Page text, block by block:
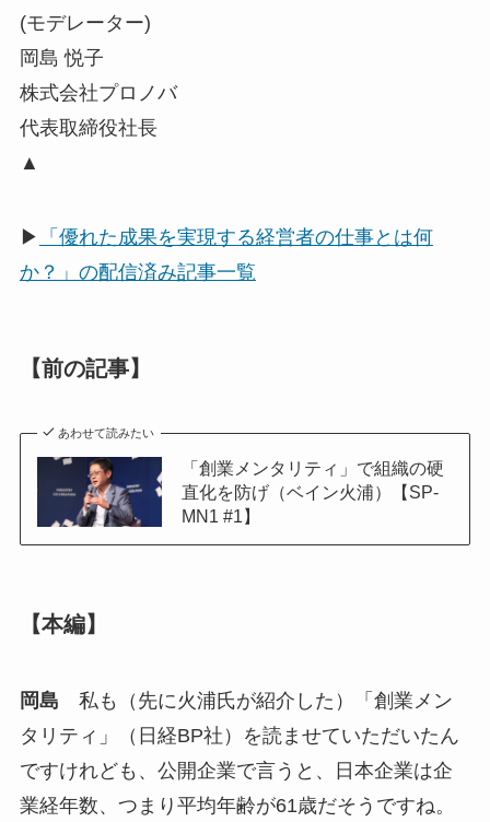
(モデレーター)
岡島 悦子
株式会社プロノバ
代表取締役社長
▲
▶
「優れた成果を実現する経営者の仕事とは何
か？」の配信済み記事一覧
【前の記事】
あわせて読みたい
「創業メンタリティ」で組織の硬
直化を防げ（ベイン火浦）【SP-
MN1 #1】
【本編】
岡島 私も（先に火浦氏が紹介した）「創業メン
タリティ」（日経BP社）を読ませていただいたん
ですけれども、公開企業で言うと、日本企業は企
業経年数、つまり平均年齢が61歳だそうですね。